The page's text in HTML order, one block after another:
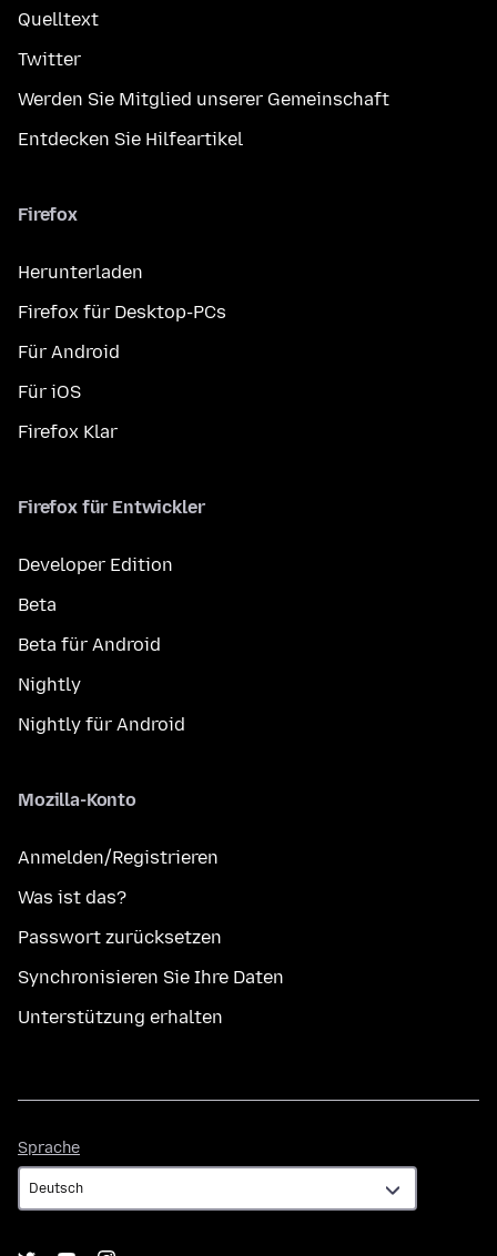
Quelltext
Twitter
Werden Sie Mitglied unserer Gemeinschaft
Entdecken Sie Hilfeartikel
Firefox
Herunterladen
Firefox für Desktop-PCs
Für Android
Für iOS
Firefox Klar
Firefox für Entwickler
Developer Edition
Beta
Beta für Android
Nightly
Nightly für Android
Mozilla-Konto
Anmelden/Registrieren
Was ist das?
Passwort zurücksetzen
Synchronisieren Sie Ihre Daten
Unterstützung erhalten
Sprache